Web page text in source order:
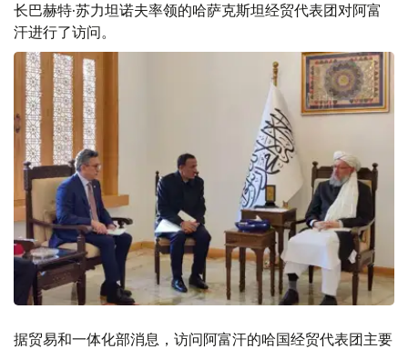
长巴赫特·苏力坦诺夫率领的哈萨克斯坦经贸代表团对阿富
汗进行了访问。
据贸易和一体化部消息，访问阿富汗的哈国经贸代表团主要